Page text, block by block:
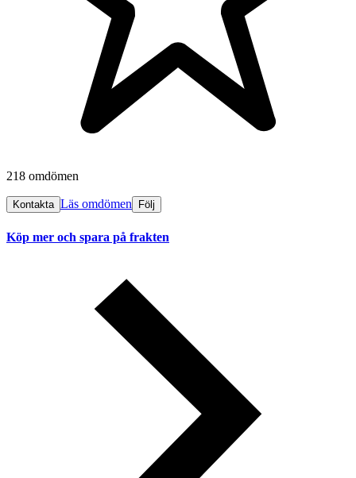
218 omdömen
Kontakta Läs omdömen Följ
Köp mer och spara på frakten